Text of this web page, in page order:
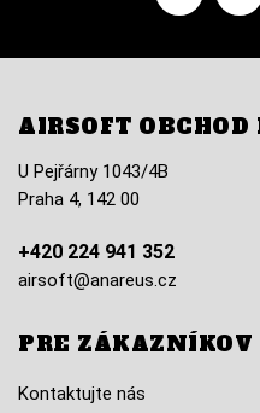
AIRSOFT OBCHOD
U Pejřárny 1043/4B
Praha 4, 142 00
+420 224 941 352
airsoft@anareus.cz
PRE ZÁKAZNÍKOV
Kontaktujte nás